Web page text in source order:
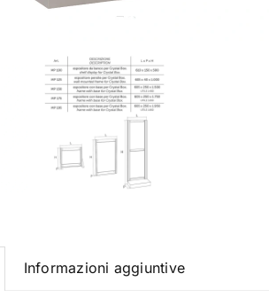
Informazioni aggiuntive